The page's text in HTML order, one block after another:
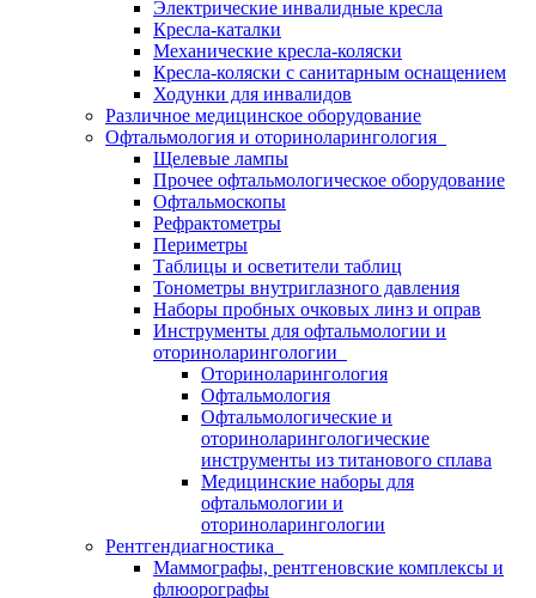
Электрические инвалидные кресла
Кресла-каталки
Механические кресла-коляски
Кресла-коляски с санитарным оснащением
Ходунки для инвалидов
Различное медицинское оборудование
Офтальмология и оториноларингология
Щелевые лампы
Прочее офтальмологическое оборудование
Офтальмоскопы
Рефрактометры
Периметры
Таблицы и осветители таблиц
Тонометры внутриглазного давления
Наборы пробных очковых линз и оправ
Инструменты для офтальмологии и
оториноларингологии
Оториноларингология
Офтальмология
Офтальмологические и
оториноларингологические
инструменты из титанового сплава
Медицинские наборы для
офтальмологии и
оториноларингологии
Рентгендиагностика
Маммографы, рентгеновские комплексы и
флюорографы